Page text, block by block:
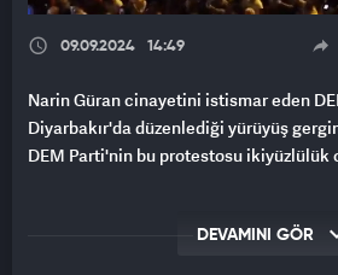
09.09.2024 14:49
Narin Güran cinayetini istismar eden
Diyarbakır'da düzenlediği yürüyüş
DEM Parti'nin bu protestosu
DEVAMINI GÖR